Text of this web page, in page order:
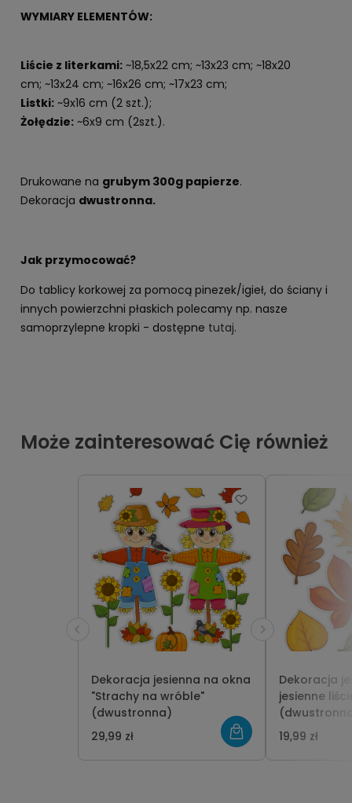
WYMIARY ELEMENTÓW:
Liście z literkami: ~18,5x22 cm; ~13x23 cm; ~18x20
cm; ~13x24 cm; ~16x26 cm; ~17x23 cm;
Listki: ~9x16 cm (2 szt.);
Żołędzie: ~6x9 cm (2szt.).
Drukowane na grubym 300g papierze.
Dekoracja dwustronna.
Jak przymocować?
Do tablicy korkowej za pomocą pinezek/igieł, do ściany i
innych powierzchni płaskich polecamy np. nasze
samoprzylepne kropki - dostępne tutaj.
Może zainteresować Cię również
Dekoracja jesienna na okna
"Strachy na wróble"
(dwustronna)
29,99 zł
Dekoracja
jesienne
19,99 zł